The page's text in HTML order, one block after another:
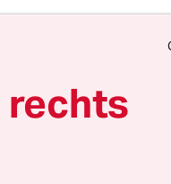
ins
die
Seltener
rechts